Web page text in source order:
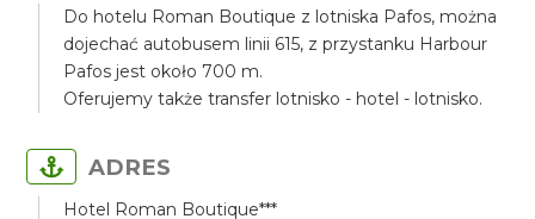
Do hotelu Roman Boutique z lotniska Pafos, można
dojechać autobusem linii 615, z przystanku Harbour
Pafos jest około 700 m.
Oferujemy także transfer lotnisko - hotel - lotnisko.
ADRES
Hotel Roman Boutique***